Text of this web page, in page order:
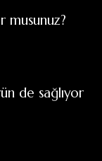
musunuz?
de sağlıyor